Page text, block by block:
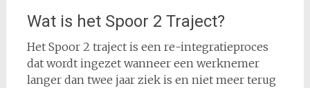
Wat is het Spoor 2 Traject?
Het Spoor 2 traject is een re-integratieproces
dat wordt ingezet wanneer een werknemer
langer dan twee jaar ziek is en niet meer terug